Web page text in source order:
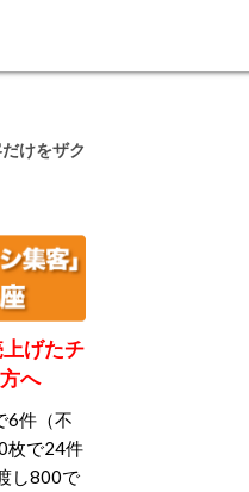
けをザク
げたチ
へ
6件（不
枚で24件
し800で